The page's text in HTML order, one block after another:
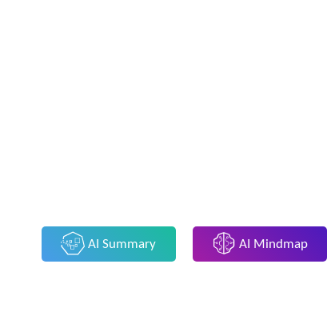
AI Summary AI Mindmap